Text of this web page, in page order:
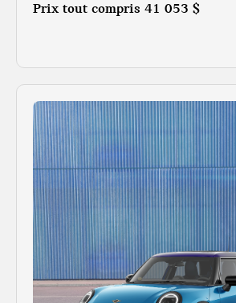
Prix tout compris 41 053 $